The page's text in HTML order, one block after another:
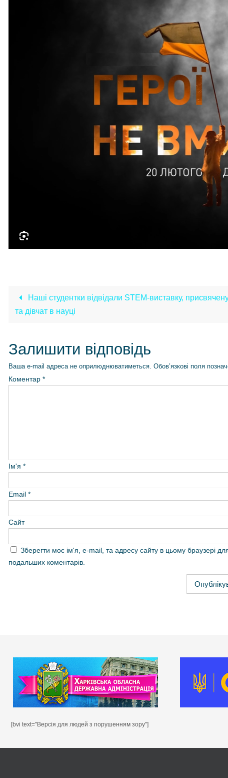
Наші студентки відвідали STEM-виставку,
та дівчат в науці
Залишити відповідь
Ваша e-mail адреса не оприлюднюватиметься. Обов’язкові поля
Коментар *
Ім'я *
Email *
Сайт
Зберегти моє ім'я, e-mail, та адресу сайту в цьому браузері
подальших коментарів.
[bvi text="Версія для людей з порушенням зору"]